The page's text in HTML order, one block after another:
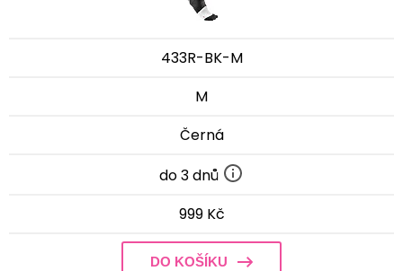
433R-BK-M
M
Černá
do 3 dnů
999 Kč
DO KOŠÍKU